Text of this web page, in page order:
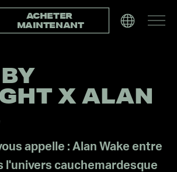
ACHETER
MAINTENANT
X ALAN
appelle : Alan Wake entre
l'univers cauchemardesque